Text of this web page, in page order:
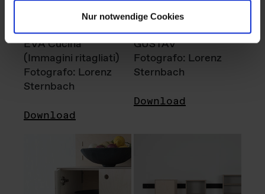
Nur notwendige Cookies
EVA Cucina
(Immagini ritagliati)
Fotografo: Lorenz
Sternbach
Download
GUSTAV
Fotografo: Lorenz
Sternbach
Download